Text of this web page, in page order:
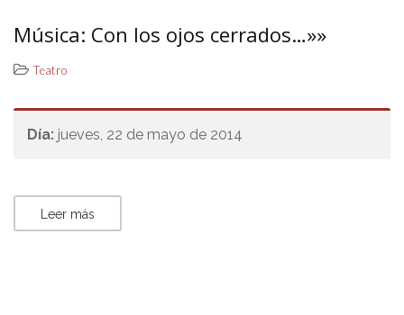
Música: Con los ojos cerrados…»»
Teatro
Día: jueves, 22 de mayo de 2014
Leer más